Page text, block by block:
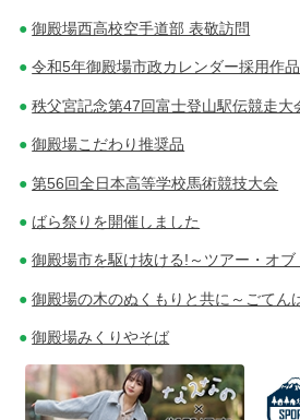
御殿場西高校空手道部 表敬訪問
令和5年御殿場市政カレンダー採用作品
秩父宮記念第47回富士登山駅伝競走大
御殿場こだわり推奨品
第56回全日本高等学校馬術競技大会
ばら祭りを開催しました
御殿場市を駆け抜ける!～ツアー・オブ
御殿場の木のぬくもりと共に～ごてん
御殿場みくりやそば